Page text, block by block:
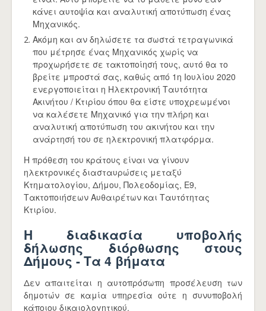
κάνει αυτοψία και αναλυτική αποτύπωση ένας
Μηχανικός.
Ακόμη και αν δηλώσετε τα σωστά τετραγωνικά
που μέτρησε ένας Μηχανικός χωρίς να
προχωρήσετε σε τακτοποίησή τους, αυτό θα το
βρείτε μπροστά σας, καθώς από 1η Ιουλίου 2020
ενεργοποιείται η Ηλεκτρονική Ταυτότητα
Ακινήτου / Κτιρίου όπου θα είστε υποχρεωμένοι
να καλέσετε Μηχανικό για την πλήρη και
αναλυτική αποτύπωση του ακινήτου και την
ανάρτησή του σε ηλεκτρονική πλατφόρμα.
Η πρόθεση του κράτους είναι να γίνουν
ηλεκτρονικές διασταυρώσεις μεταξύ
Κτηματολογίου, Δήμου, Πολεοδομίας, Ε9,
Τακτοποιήσεων Αυθαιρέτων και Ταυτότητας
Κτιρίου.
Η διαδικασία υποβολής
δήλωσης διόρθωσης στους
Δήμους -Τα 4 βήματα
Δεν απαιτείται η αυτοπρόσωπη προσέλευση των
δημοτών σε καμία υπηρεσία ούτε η συνυποβολή
κάποιου δικαιολογητικού.